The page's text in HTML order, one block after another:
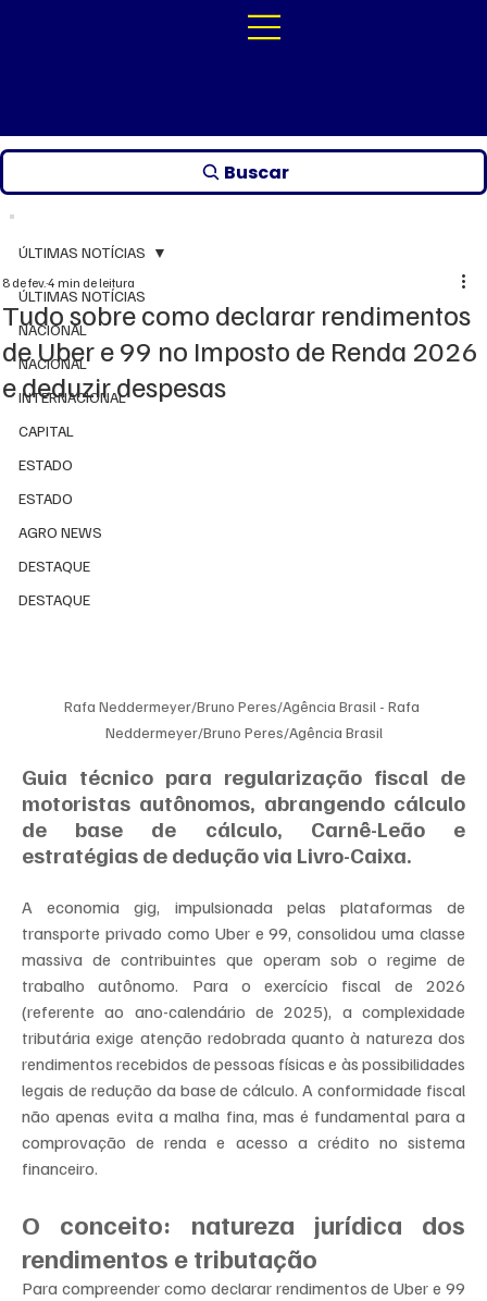
Buscar
ÚLTIMAS NOTÍCIAS
NACIONAL
NACIONAL
INTERNACIONAL
CAPITAL
ESTADO
ESTADO
AGRO NEWS
DESTAQUE
DESTAQUE
ÚLTIMAS NOTÍCIAS
Tudo sobre como declarar rendimentos
de Uber e 99 no Imposto de Renda 2026
e deduzir despesas
8 de fev.4 min de leitura
Rafa Neddermeyer/Bruno Peres/Agência Brasil - Rafa
Neddermeyer/Bruno Peres/Agência Brasil
Guia técnico para regularização fiscal de
motoristas autônomos, abrangendo cálculo
de base de cálculo, Carnê-Leão e
estratégias de dedução via Livro-Caixa.
A economia gig, impulsionada pelas plataformas de
transporte privado como Uber e 99, consolidou uma classe
massiva de contribuintes que operam sob o regime de
trabalho autônomo. Para o exercício fiscal de 2026
(referente ao ano-calendário de 2025), a complexidade
tributária exige atenção redobrada quanto à natureza dos
rendimentos recebidos de pessoas físicas e às possibilidades
legais de redução da base de cálculo. A conformidade fiscal
não apenas evita a malha fina, mas é fundamental para a
comprovação de renda e acesso a crédito no sistema
financeiro.
O conceito: natureza jurídica dos
rendimentos e tributação
Para compreender como declarar rendimentos de Uber e 99